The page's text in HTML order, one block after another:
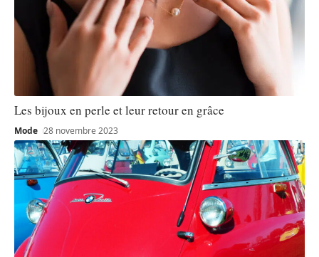
Les bijoux en perle et leur retour en grâce
Mode 28 novembre 2023